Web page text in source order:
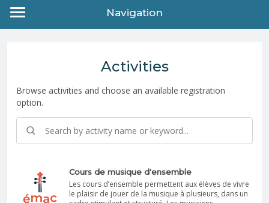
Navigation
Activities
Browse activities and choose an available registration
option.
Cours de musique d'ensemble
Les cours d’ensemble permettent aux élèves de vivre
le plaisir de jouer de la musique à plusieurs, dans un